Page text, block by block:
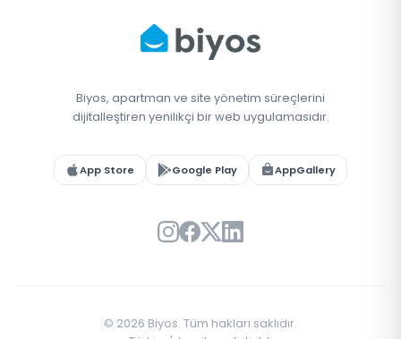
Biyos, apartman ve site yönetim süreçlerini
dijitalleştiren yenilikçi bir web uygulamasıdır.
App Store Google Play AppGallery
© 2026 Biyos. Tüm hakları saklıdır.